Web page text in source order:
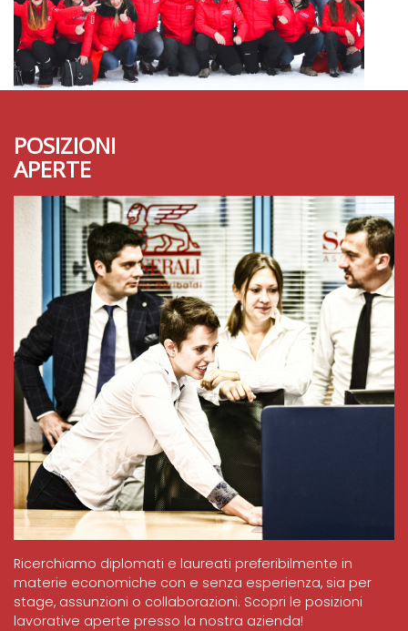
POSIZIONI
APERTE
Ricerchiamo diplomati e laureati preferibilmente in
materie economiche con e senza esperienza, sia per
stage, assunzioni o collaborazioni. Scopri le posizioni
lavorative aperte presso la nostra azienda!